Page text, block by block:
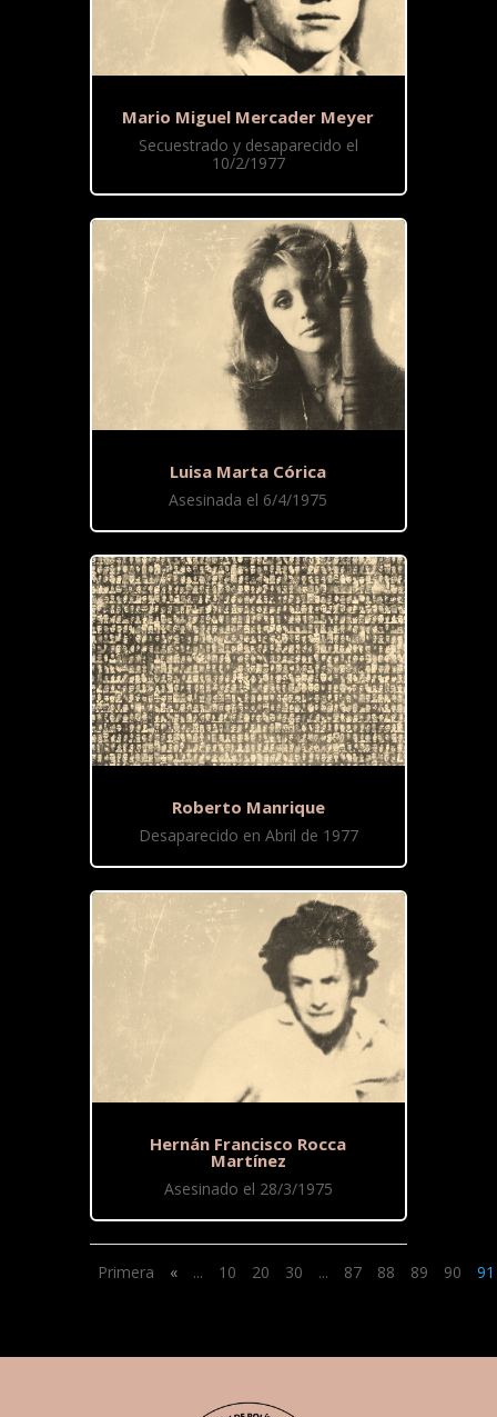
Mario Miguel Mercader Meyer
Secuestrado y desaparecido el
10/2/1977
Luisa Marta Córica
Asesinada el 6/4/1975
Roberto Manrique
Desaparecido en Abril de 1977
Hernán Francisco Rocca
Martínez
Asesinado el 28/3/1975
Primera « ... 10 20 30 ... 87 88 89 90 91